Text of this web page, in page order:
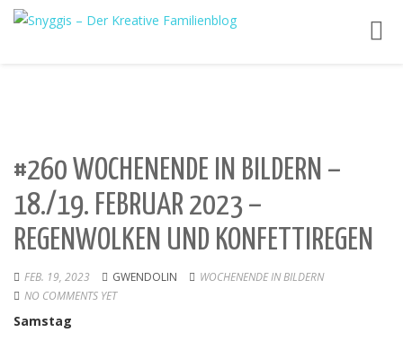
#260 WOCHENENDE IN BILDERN –
18./19. FEBRUAR 2023 –
REGENWOLKEN UND KONFETTIREGEN
FEB. 19, 2023 GWENDOLIN
WOCHENENDE IN BILDERN
NO COMMENTS YET
Samstag